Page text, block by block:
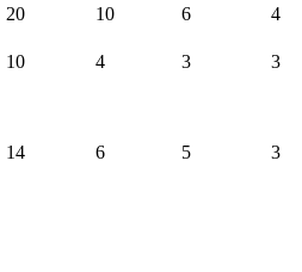
20 10 6 4
10 4 3 3
14 6 5 3